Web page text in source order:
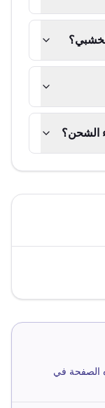
الشحن؟
الصفحة في